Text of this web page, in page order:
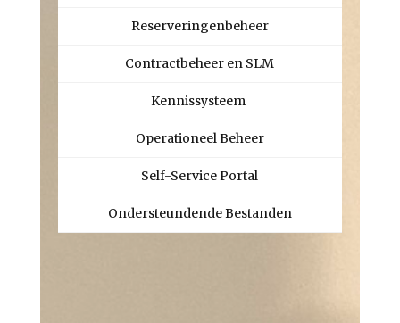
Reserveringenbeheer
Contractbeheer en SLM
Kennissysteem
Operationeel Beheer
Self-Service Portal
Ondersteundende Bestanden